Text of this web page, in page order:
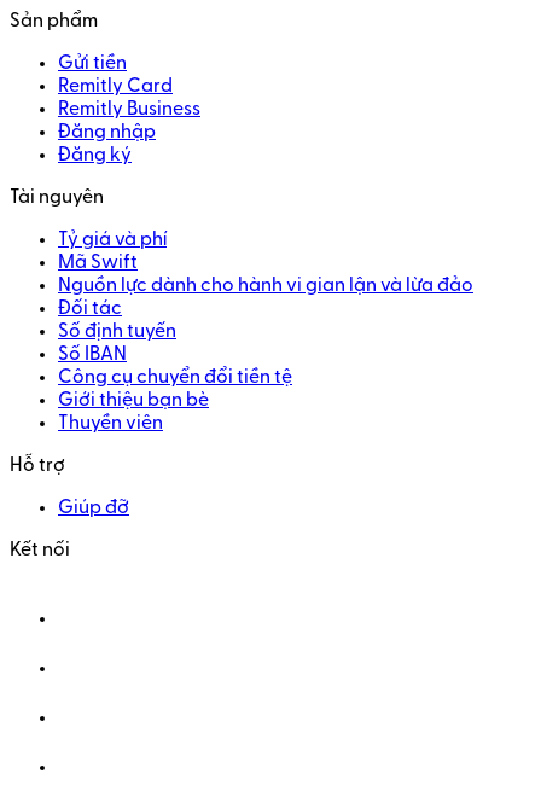
Sản phẩm
Gửi tiền
Remitly Card
Remitly Business
Đăng nhập
Đăng ký
Tài nguyên
Tỷ giá và phí
Mã Swift
Nguồn lực dành cho hành vi gian lận và lừa đảo
Đối tác
Số định tuyến
Số IBAN
Công cụ chuyển đổi tiền tệ
Giới thiệu bạn bè
Thuyền viên
Hỗ trợ
Giúp đỡ
Kết nối